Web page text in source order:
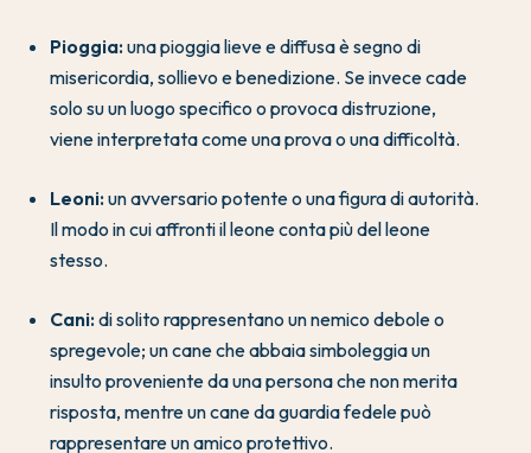
Pioggia:una pioggia lieve e diffusa è segno di
misericordia, sollievo e benedizione. Se invece cade
solo su un luogo specifico o provoca distruzione,
viene interpretata come una prova o una difficoltà.
Leoni:un avversario potente o una figura di autorità.
Il modo in cui affronti il leone conta più del leone
stesso.
Cani:di solito rappresentano un nemico debole o
spregevole; un cane che abbaia simboleggia un
insulto proveniente da una persona che non merita
risposta, mentre un cane da guardia fedele può
rappresentare un amico protettivo.